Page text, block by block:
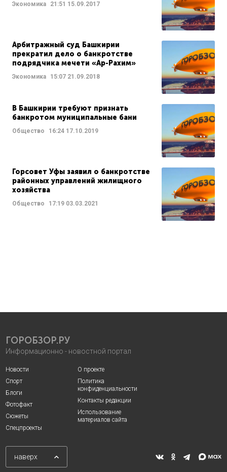
Экономика 21:51 15.09.2017
Арбитражный суд Башкирии
прекратил дело о банкротстве
подрядчика мечети «Ар-Рахим»
Экономика 15:07 21.09.2018
В Башкирии требуют признать
банкротом муниципальные бани
Общество 16:24 17.10.2019
Горсовет Уфы заявил о банкротстве
районных управлений жилищного
хозяйства
Общество 17:19 03.03.2021
ГОРОБЗОР.РУ
Информационно - новостной портал
Новости
Спорт
Блоги
Фотофакт
Сюжеты
Спецпроекты
О проекте
Политика
конфиденциальности
Контакты редакции
Использование
материалов сайта
наверх